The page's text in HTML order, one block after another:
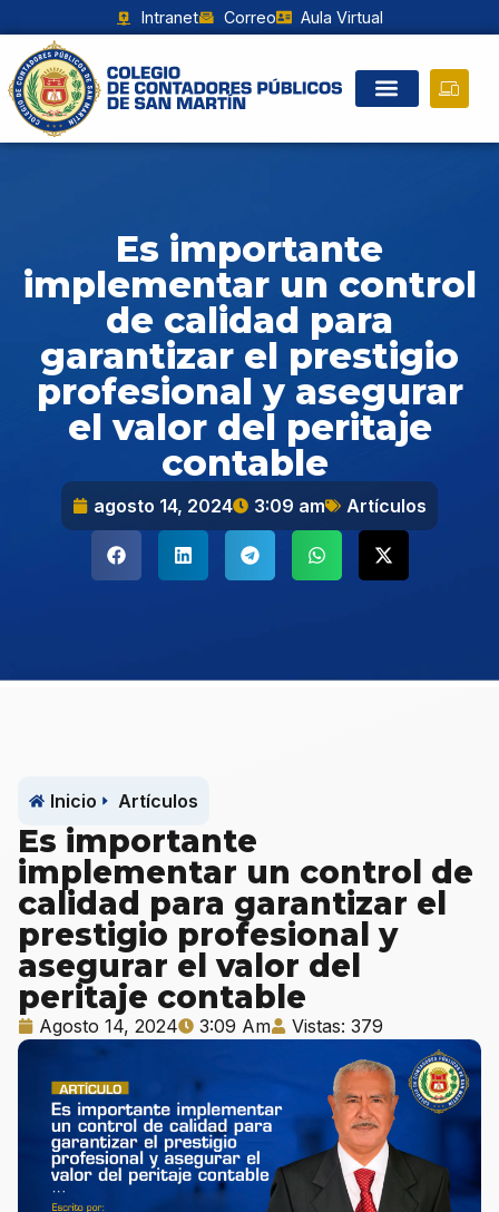
Intranet Correo Aula Virtual
Es importante
implementar un control
de calidad para
garantizar el prestigio
profesional y asegurar
el valor del peritaje
contable
agosto 14, 2024 3:09 am Artículos
Inicio Artículos
Es importante
implementar un control de
calidad para garantizar el
prestigio profesional y
asegurar el valor del
peritaje contable
Agosto 14, 2024 3:09 Am Vistas: 379